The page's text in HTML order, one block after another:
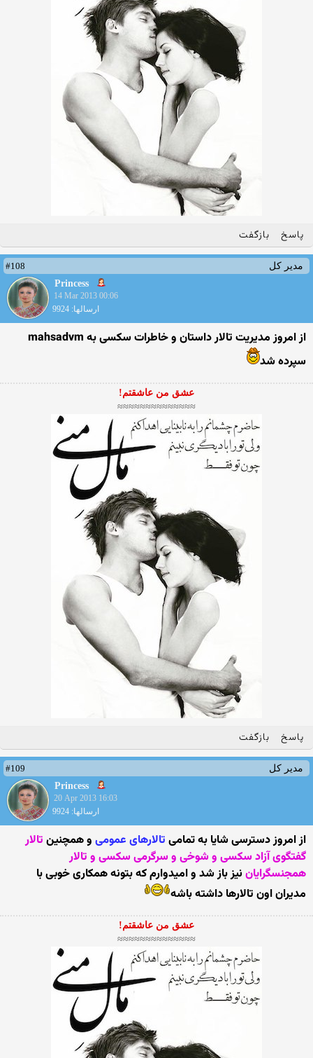
پاسخ بازگفت
مدیر کل
#108
Princess
14 Mar 2013 00:06
ارسالها: 9924
از امروز مدیریت تالار داستان و خاطرات سکسی به mahsadvm
سپرده شد
عشق من عاشقتم!
≈≈≈≈≈≈≈≈≈≈≈≈≈≈
پاسخ بازگفت
مدیر کل
#109
Princess
20 Apr 2013 16:03
ارسالها: 9924
از امروز دسترسی شایا به تمامی تالارهای عمومی و همچنین تالار
گفتگوی آزاد سکسی و شوخی و سرگرمی سکسی و تالار
همجنسگرایاننیز باز شد و امیدوارم که بتونه همکاری خوبی با
مدیران اون تالارها داشته باشه
عشق من عاشقتم!
≈≈≈≈≈≈≈≈≈≈≈≈≈≈